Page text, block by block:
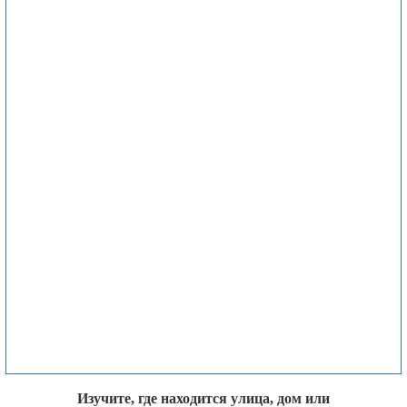
Изучите, где находится улица, дом или